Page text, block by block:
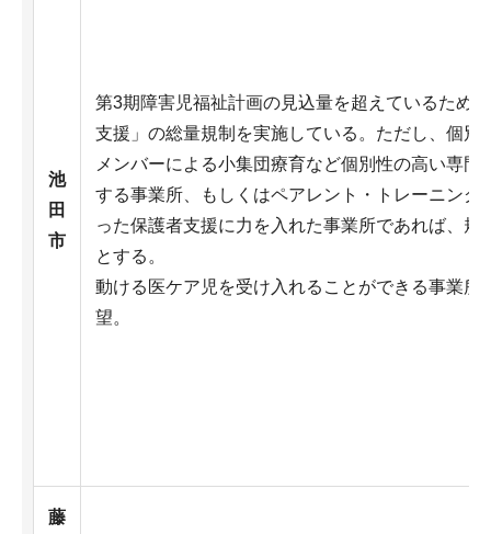
池
田
市
第3期障害児福祉計画の見込量を超えているため
支援」の総量規制を実施している。ただし、個別
メンバーによる小集団療育など個別性の高い専門
する事業所、もしくはペアレント・トレーニング
った保護者支援に力を入れた事業所であれば、規
とする。
動ける医ケア児を受け入れることができる事業所
望。
藤